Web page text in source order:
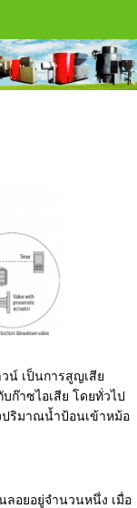
น์ เป็นการสูญเสีย
ก๊าซไอเสีย โดยทั่วไป
ปริมาณน้ำป้อนเข้าหม้อ
อยอยู่จำนวนหนึ่ง เมื่อ